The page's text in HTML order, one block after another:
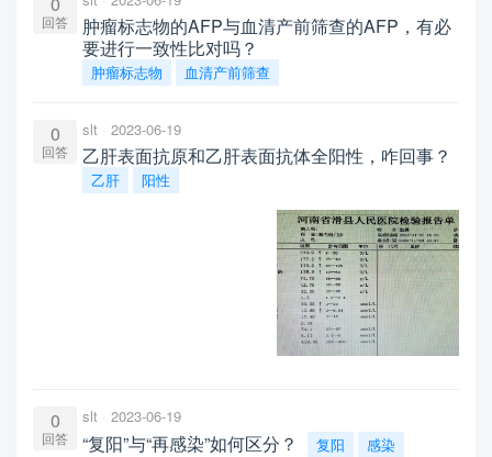
回答
肿瘤标志物的AFP与血清产前筛查的AFP，有必
要进行一致性比对吗？
肿瘤标志物 血清产前筛查
0
回答
slt 2023-06-19
乙肝表面抗原和乙肝表面抗体全阳性，咋回事？
乙肝 阳性
0
回答
slt 2023-06-19
“复阳”与“再感染”如何区分？ 复阳 感染